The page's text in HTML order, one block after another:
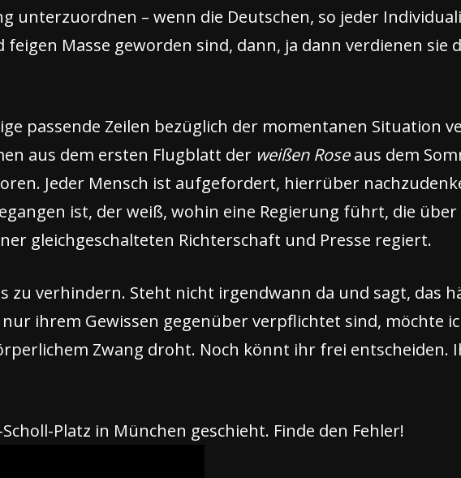
unterzuordnen – wenn die Deutschen, so jeder
Masse geworden sind, dann, ja dann verdienen sie
passende Zeilen bezüglich der momentanen Situation
aus dem ersten Flugblatt der weißen Roseaus dem
Jeder Mensch ist aufgefordert, hierrüber
ist, der weiß, wohin eine Regierung führt, die
gleichgeschalteten Richterschaft und Presse regiert.
zu verhindern. Steht nicht irgendwann da und sagt, das
ihrem Gewissen gegenüber verpflichtet sind, möchte
Zwang droht. Noch könnt ihr frei entscheiden.
Platz in München geschieht. Finde den Fehler!